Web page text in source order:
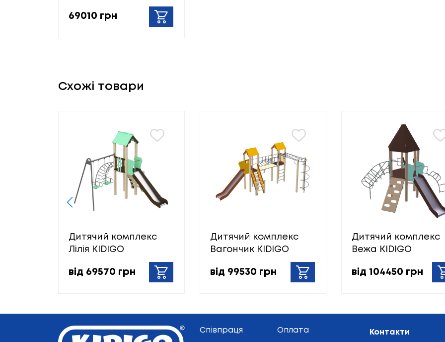
69010 грн
Схожі товари
Дитячий комплекс
Лілія KIDIGO
від 69570 грн
Дитячий комплекс
Вагончик KIDIGO
від 99530 грн
Дитячий комплекс
Вежа KIDIGO
від 104450 грн
Співпраця Оплата Контакти